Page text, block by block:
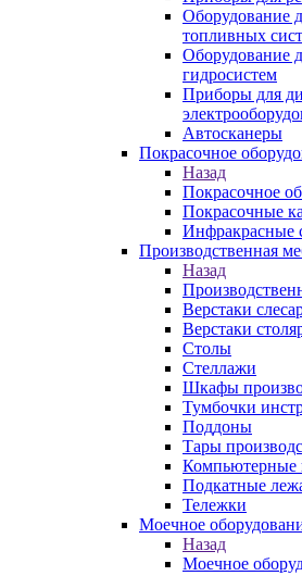
Оборудование
топливных
гидросистем
Приборы для
Автосканеры
Покрасочное
Назад
Покрасочное
Покрасочные
Инфракрасные
Производственная
Назад
Верстаки
Верстаки
Столы
Стеллажи
Шкафы
Тумбочки
Поддоны
Тары
Компьютерные
Подкатные
Тележки
Моечное
Назад
Моечное